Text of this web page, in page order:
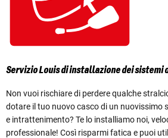
Servizio Louis di installazione dei sistemi
Non vuoi rischiare di perdere qualche
dotare il tuo nuovo casco di un nuovissimo
e intrattenimento? Te lo installiamo noi,
professionale! Così risparmi fatica e puoi